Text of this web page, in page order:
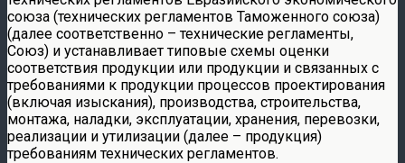
союза (технических регламентов Таможенного союза)
(далее соответственно – технические регламенты,
Союз) и устанавливает типовые схемы оценки
соответствия продукции или продукции и связанных с
требованиями к продукции процессов проектирования
(включая изыскания), производства, строительства,
монтажа, наладки, эксплуатации, хранения, перевозки,
реализации и утилизации (далее – продукция)
требованиям технических регламентов.